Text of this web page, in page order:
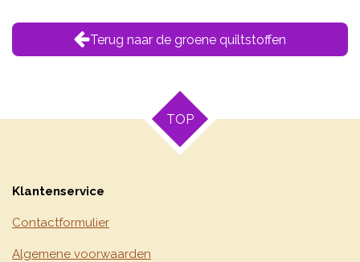
Terug naar de groene quiltstoffen
TOP
Klantenservice
Contactformulier
Algemene voorwaarden